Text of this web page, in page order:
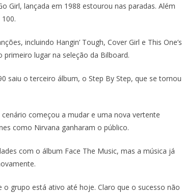
Girl, lançada em 1988 estourou nas paradas. Além
incluindo Hangin’ Tough, Cover Girl e This One’s
primeiro lugar na seleção da Bilboard.
saiu o terceiro álbum, o Step By Step, que se tornou
começou a mudar e uma nova vertente
como Nirvana ganharam o público.
com o álbum Face The Music, mas a música já
grupo está ativo até hoje. Claro que o sucesso não